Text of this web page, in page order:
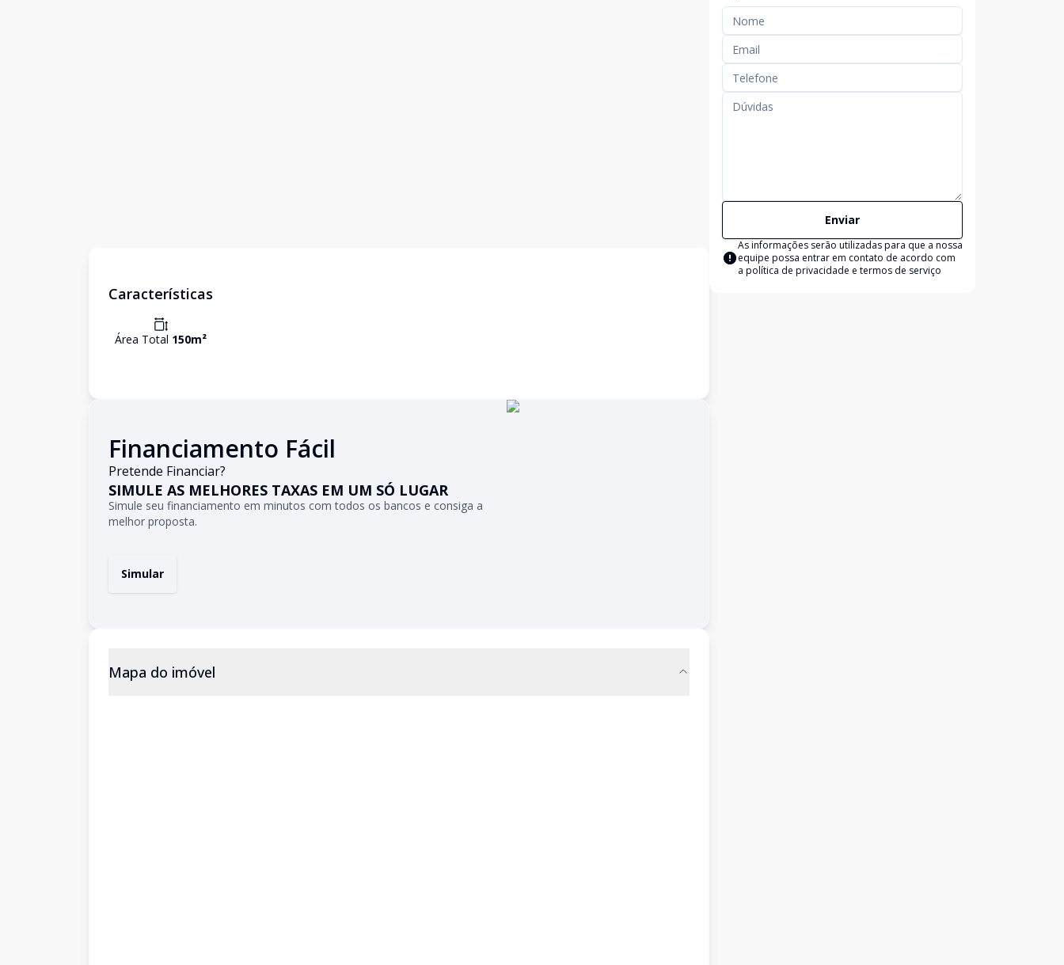
Características
Área Total 150m²
Financiamento Fácil
Pretende Financiar?
SIMULE AS MELHORES TAXAS EM UM SÓ LUGAR
Simule seu financiamento em minutos com todos os bancos e consiga a
melhor proposta.
Simular
Mapa do imóvel
Enviar
As informações serão utilizadas para que a nossa
equipe possa entrar em contato de acordo com
a política de privacidade e termos de serviço